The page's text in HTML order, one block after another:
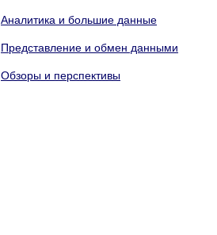
Аналитика и большие данные
Представление и обмен данными
Обзоры и перспективы